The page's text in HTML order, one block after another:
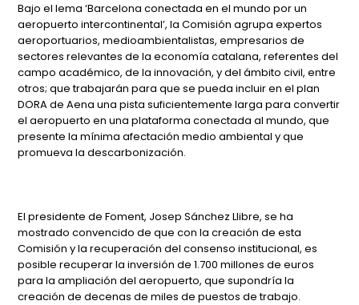
Bajo el lema ‘Barcelona conectada en el mundo por un
aeropuerto intercontinental’, la Comisión agrupa expertos
aeroportuarios, medioambientalistas, empresarios de
sectores relevantes de la economía catalana, referentes del
campo académico, de la innovación, y del ámbito civil, entre
otros; que trabajarán para que se pueda incluir en el plan
DORA de Aena una pista suficientemente larga para convertir
el aeropuerto en una plataforma conectada al mundo, que
presente la mínima afectación medio ambiental y que
promueva la descarbonización.
El presidente de Foment, Josep Sánchez Llibre, se ha
mostrado convencido de que con la creación de esta
Comisión y la recuperación del consenso institucional, es
posible recuperar la inversión de 1.700 millones de euros
para la ampliación del aeropuerto, que supondría la
creación de decenas de miles de puestos de trabajo.